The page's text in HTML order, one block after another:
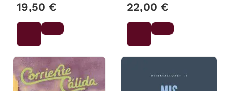
19,50 € 22,00 €